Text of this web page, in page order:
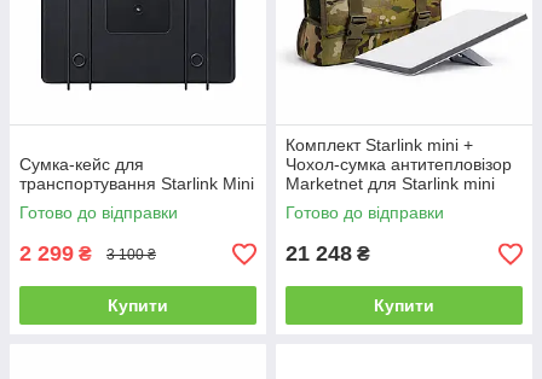
Сумка-кейс для
транспортування Starlink Mini
Готово до відправки
2 299 ₴ 3 100 ₴
Купити
Комплект Starlink mini +
Чохол-сумка антитепловізор
Marketnet для Starlink mini
Мілітарі
Готово до відправки
21 248 ₴
Купити